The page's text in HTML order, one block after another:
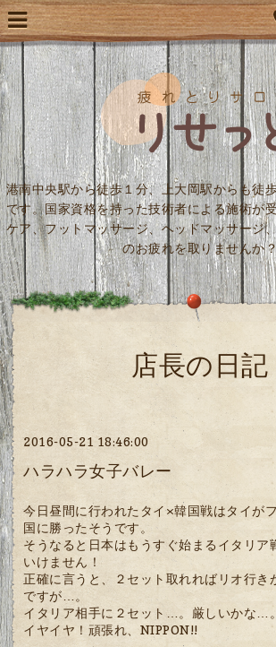
港南中央駅から徒歩１分、上大岡駅からも徒
です。国家資格を持った技術者による施術が
ケア、フットマッサージ、ヘッドマッサージ
のお疲れを取りませんか
店長の日記
2016-05-21 18:46:00
ハラハラ女子バレー
今日昼間に行われたタイ×韓国戦はタイが
国に勝ったそうです。
そうなると日本はもうすぐ始まるイタリア
いけません！
正確に言うと、２セット取れればリオ行き
ですが…。
イタリア相手に２セット…。厳しいかな…。
イヤイヤ！頑張れ、NIPPON!!